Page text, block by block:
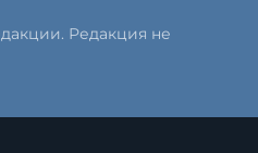
Редакция не